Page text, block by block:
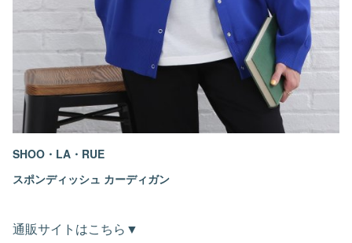
SHOO・LA・RUE
スポンディッシュ カーディガン
通販サイトはこちら▼